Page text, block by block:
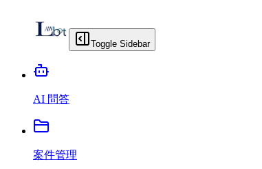
Toggle Sidebar
AI 問答
案件管理